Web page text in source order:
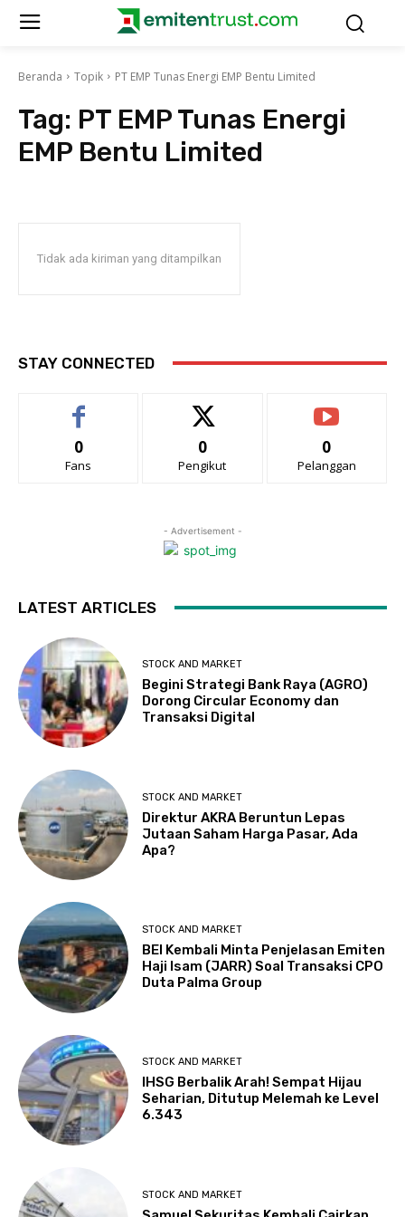
Beranda Topik PT EMP Tunas Energi EMP Bentu Limited
Tag: PT EMP Tunas Energi
EMP Bentu Limited
Tidak ada kiriman yang ditampilkan
STAY CONNECTED
0
Fans
0
Pengikut
0
Pelanggan
- Advertisement -
LATEST ARTICLES
STOCK AND MARKET
Begini Strategi Bank Raya (AGRO)
Dorong Circular Economy dan
Transaksi Digital
STOCK AND MARKET
Direktur AKRA Beruntun Lepas
Jutaan Saham Harga Pasar, Ada
Apa?
STOCK AND MARKET
BEI Kembali Minta Penjelasan Emiten
Haji Isam (JARR) Soal Transaksi CPO
Duta Palma Group
STOCK AND MARKET
IHSG Berbalik Arah! Sempat Hijau
Seharian, Ditutup Melemah ke Level
6.343
STOCK AND MARKET